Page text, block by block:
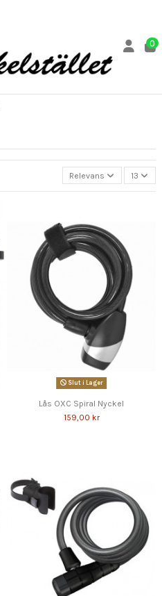
0
Relevans 13
Slut i Lager
Lås OXC Spiral Nyckel
159,00 kr